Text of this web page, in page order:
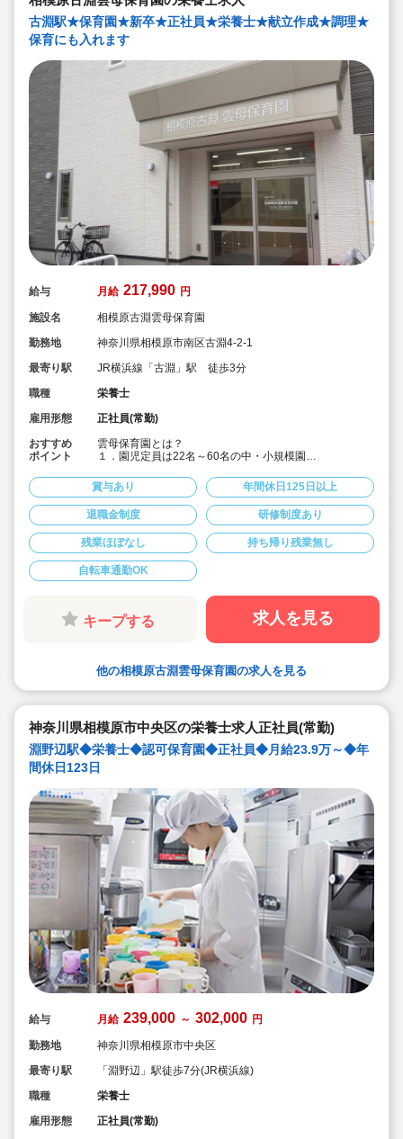
３．保護者との『5分間対話』
毎日、お迎えの際に保護者の方とお話します。保護者の
方との何気ない会話、管理栄養士・栄養士としてのみな
スを行い、信頼関係を培っていきます。
そして、雲母保育園の売りは何と言っても
『働いている職員みなさん』です！
古淵駅★保育園★新卒★正社員★栄養士★献立作成★調理★
保育にも入れます
給与 月給 217,990 円
施設名
相模原古淵雲母保育園
勤務地
神奈川県相模原市南区古淵4-2-1
最寄り駅
JR横浜線「古淵」駅 徒歩3分
職種
栄養士
雇用形態
正社員(常勤)
おすすめ
ポイント
雲母保育園とは？
１．園児定員は22名～60名の中・小規模園
長を見守ることができます。
２．食育へのこだわりがすごい！
各園、管理栄養士・栄養士を複数名配置しています。独
自の食育への取り組みは以下です。
【オリジナルの献立作成】
各園、毎月自由にテーマを決めて献立を作成。
(例)「世界の料理を和風アレンジ給食」・「日本の郷土料
理献立」など、地域の特性や子ども達の好みを取り入れ
【クッキング保育】
月に1回程度、クッキング保育を取り入れ、子どもたちの
の買い出しに行くこともあります！
管理栄養士・栄養士も交代で保育に入っています。子ど
もたちの様子を間近で見ることで、1人1人に合った食の
面から成長を支えています。
３．保護者との『5分間対話』
毎日、お迎えの際に保護者の方とお話します。保護者の
らず、保育のプロとして、保育面や栄養面でのアドバイ
スを行い、信頼関係を培っていきます。
そして、雲母保育園の売りは何と言っても
『働いている職員みなさん』です！
賞与あり 年間休日125日以上
退職金制度 研修制度あり
残業ほぼなし 持ち帰り残業無し
自転車通勤OK
キープする 求人を見る
他の相模原古淵雲母保育園の求人を見る
神奈川県相模原市中央区の栄養士求人正社員(常勤)
淵野辺駅◆栄養士◆認可保育園◆正社員◆月給23.9万～◆年
間休日123日
給与 月給 239,000 ～ 302,000 円
勤務地
神奈川県相模原市中央区
最寄り駅
「淵野辺」駅徒歩7分(JR横浜線)
職種
栄養士
雇用形態
正社員(常勤)